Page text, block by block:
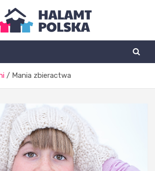
Mania zbieractwa